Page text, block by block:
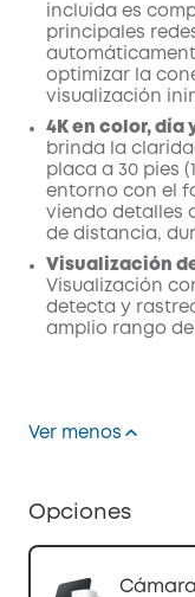
incluida es
principales
optimizar la
visualización
4K en color, día
brinda la
placa a 30 pies
entorno con el
viendo detalles
de distancia,
Visualización
Visualización
detecta y
amplio rango
Ver menos
Opciones
Cámara